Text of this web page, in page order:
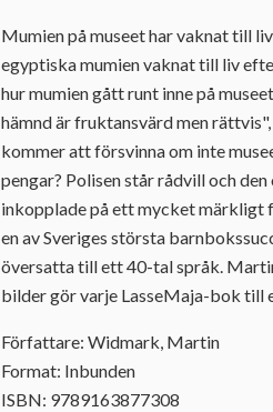
Mumien på museet har vaknat till
egyptiska mumien vaknat till liv
hur mumien gått runt inne på
hämnd är fruktansvärd men
kommer att försvinna om inte
pengar? Polisen står rådvill och
inkopplade på ett mycket märkligt
en av Sveriges största
översatta till ett 40-tal språk.
bilder gör varje LasseMaja-bok till
Författare: Widmark, Martin
Format: Inbunden
ISBN: 9789163877308